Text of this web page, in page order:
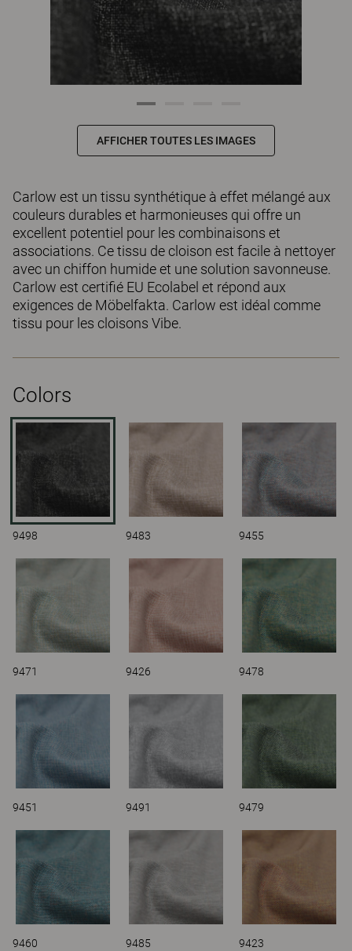
AFFICHER TOUTES LES IMAGES
Carlow est un tissu synthétique à effet mélangé aux
couleurs durables et harmonieuses qui offre un
excellent potentiel pour les combinaisons et
associations. Ce tissu de cloison est facile à nettoyer
avec un chiffon humide et une solution savonneuse.
Carlow est certifié EU Ecolabel et répond aux
exigences de Möbelfakta. Carlow est idéal comme
tissu pour les cloisons Vibe.
Colors
9498 9483 9455
9471 9426 9478
9451 9491 9479
9460 9485 9423